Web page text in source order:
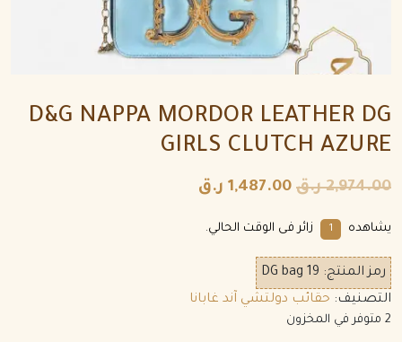
D&G NAPPA MORDOR LEATHER DG
GIRLS CLUTCH AZURE
2,974.00 ر.ق 1,487.00 ر.ق
يشاهده 1 زائر فى الوقت الحالي.
رمز المنتج: DG bag 19
التصنيف: حقائب دولتشي آند غابانا
2 متوفر في المخزون